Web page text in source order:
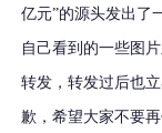
亿元”的源头发出了
自己看到的一些图
转发，转发过后也
歉，希望大家不要再